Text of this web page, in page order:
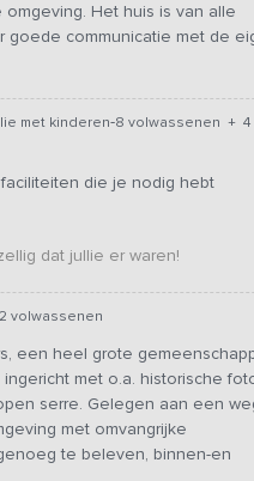
Het huis is van alle
communicatie met de
met kinderen-8 volwassenen + 4
die je nodig hebt
dat jullie er waren!
volwassenen
een heel grote
met o.a. historische
serre. Gelegen aan een
met omvangrijke
te beleven, binnen-en